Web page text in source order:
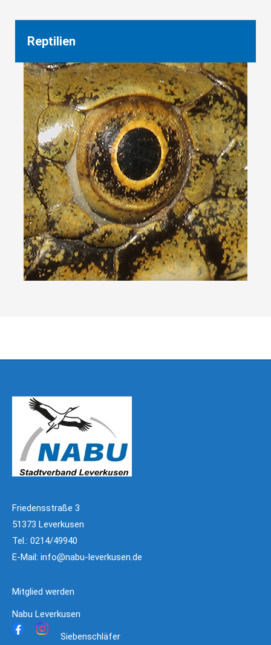
Reptilien
Friedensstraße 3
51373 Leverkusen
Tel.: 0214/49940
E-Mail: info@nabu-leverkusen.de
Mitglied werden
Nabu Leverkusen
Siebenschläfer